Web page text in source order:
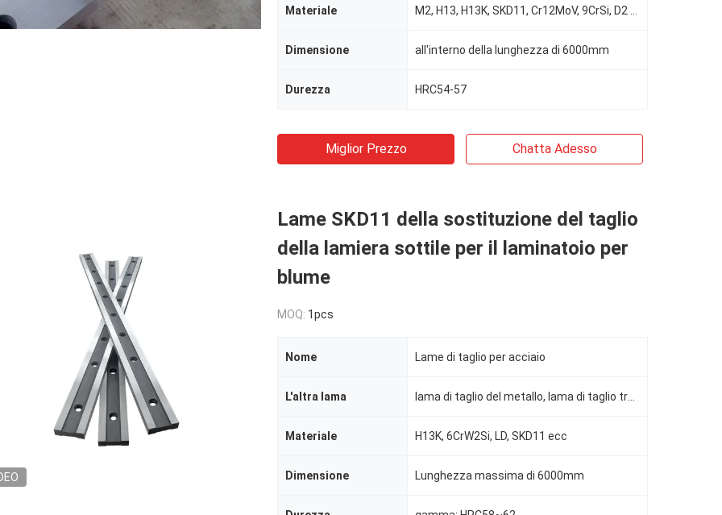
Materiale
Dimensione all'interno della lunghezza di 6000mm
Durezza HRC54-57
Miglior Prezzo Chatta Adesso
Lame SKD11 della sostituzione del taglio
della lamiera sottile per il laminatoio per
blume
MOQ: 1pcs
Nome Lame di taglio per acciaio
L'altra lama
Materiale H13K, 6CrW2Si, LD, SKD11 ecc
Dimensione Lunghezza massima di 6000mm